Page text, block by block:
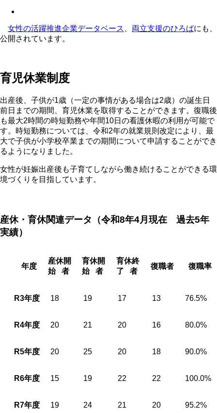
女性の活躍推進企業データベース 両立支援のひろばにも、
公開されています。
育児休業制度
出産後、子供が1歳（一定の事情がある場合は2歳）の誕生日
前日までの期間、育児休業を取得することができます。復職後
も最大2時間の時短勤務や年間10日の看護休暇の利用が可能で
す。時短勤務については、令和2年の就業規則改定により、最
大で子供が小学校卒業までの期間について申請することができ
るようになりました。
女性が妊娠出産後も子育てしながら働き続けることができる環
境づくりを目指しています。
産休・育休関連データ（令和8年4月現在 過去5年
実績）
年度
産休開
始 者
育休開
始 者
育休終
了 者
復職者 復職率
R3年度 18 19 17 13 76.5%
R4年度 20 21 20 16 80.0%
R5年度 20 25 20 18 90.0%
R6年度 15 19 22 22 100.0%
R7年度 19 24 21 20 95.2%